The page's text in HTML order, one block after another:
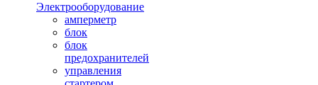
Электрооборудование
амперметр
блок
блок
предохранителей
управления